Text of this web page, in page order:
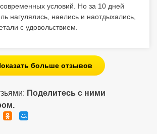
условий. Но за 10 дней
нагулялись, наелись и наотдыхались,
с удовольствием.
больше отзывов
Поделитесь с ними